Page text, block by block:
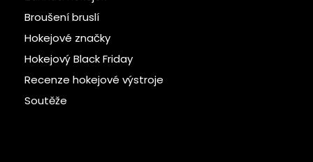
Broušení bruslí
Hokejové značky
Hokejový Black Friday
Recenze hokejové výstroje
Soutěže